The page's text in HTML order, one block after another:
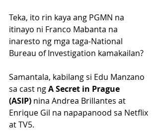
Teka, ito rin kaya ang PGMN na
itinayo ni Franco Mabanta na
inaresto ng mga taga-National
Bureau of Investigation kamakailan?
Samantala, kabilang si Edu Manzano
sa cast ng A Secret in Prague
(ASIP) nina Andrea Brillantes at
Enrique Gil na napapanood sa Netflix
at TV5.